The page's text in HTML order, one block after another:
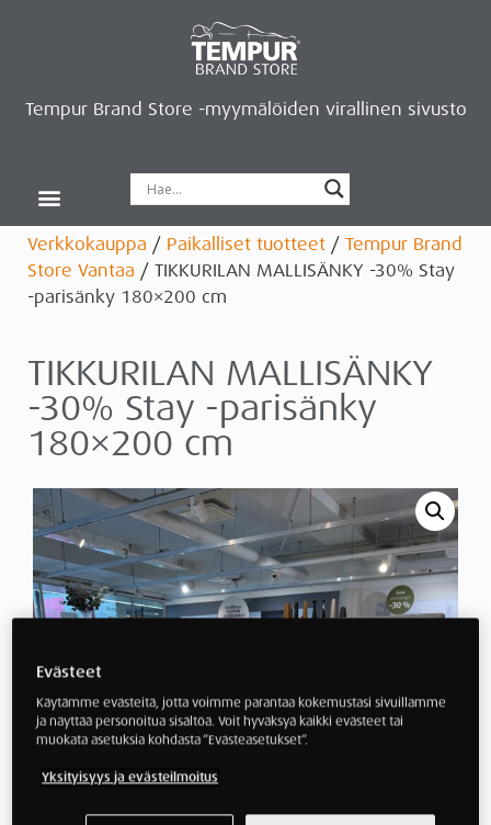
Tempur Brand Store -myymälöiden virallinen sivusto
Verkkokauppa / Paikalliset tuotteet / Tempur Brand
Store Vantaa / TIKKURILAN MALLISÄNKY -30% Stay
-parisänky 180×200 cm
TIKKURILAN MALLISÄNKY
-30% Stay -parisänky
180×200 cm
Evästeet
Käytämme evästeitä, jotta voimme parantaa kokemustasi sivuillamme
ja näyttää personoitua sisältöä. Voit hyväksyä kaikki evästeet tai
muokata asetuksia kohdasta ”Evästeasetukset”.
Yksityisyys ja evästeilmoitus